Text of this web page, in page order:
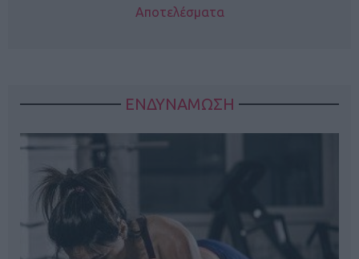
Αποτελέσματα
ΕΝΔΥΝΑΜΩΣΗ